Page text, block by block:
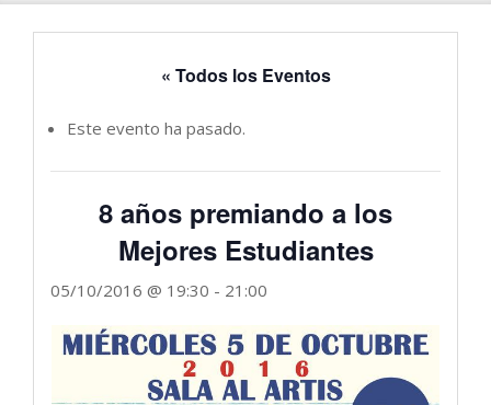
« Todos los Eventos
Este evento ha pasado.
8 años premiando a los
Mejores Estudiantes
05/10/2016 @ 19:30 - 21:00